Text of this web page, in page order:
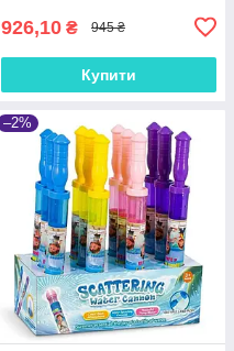
926,10 ₴ 945 ₴
Купити
–2%